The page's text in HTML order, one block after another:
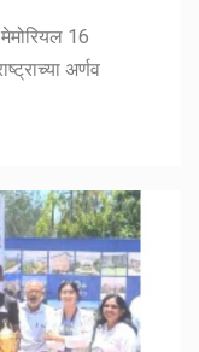
16
अर्णव